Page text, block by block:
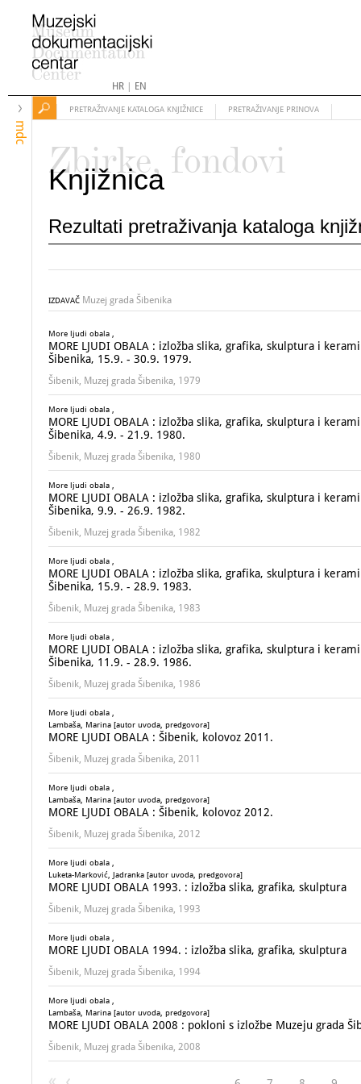
HR| EN
mdc
PRETRAŽIVANJE KATALOGA KNJIŽNICE PRETRAŽIVANJE PRINOVA
Zbirke, fondovi
Knjižnica
Rezultati pretraživanja kataloga
IZDAVAČ Muzej grada Šibenika
More ljudi obala ,
MORE LJUDI OBALA : izložba slika, grafika, skulptura i
Šibenika, 15.9. - 30.9. 1979.
Šibenik, Muzej grada Šibenika, 1979
More ljudi obala ,
MORE LJUDI OBALA : izložba slika, grafika, skulptura i
Šibenika, 4.9. - 21.9. 1980.
Šibenik, Muzej grada Šibenika, 1980
More ljudi obala ,
MORE LJUDI OBALA : izložba slika, grafika, skulptura i
Šibenika, 9.9. - 26.9. 1982.
Šibenik, Muzej grada Šibenika, 1982
More ljudi obala ,
MORE LJUDI OBALA : izložba slika, grafika, skulptura i
Šibenika, 15.9. - 28.9. 1983.
Šibenik, Muzej grada Šibenika, 1983
More ljudi obala ,
MORE LJUDI OBALA : izložba slika, grafika, skulptura i
Šibenika, 11.9. - 28.9. 1986.
Šibenik, Muzej grada Šibenika, 1986
More ljudi obala ,
Lambaša, Marina [autor uvoda, predgovora]
MORE LJUDI OBALA : Šibenik, kolovoz 2011.
Šibenik, Muzej grada Šibenika, 2011
More ljudi obala ,
Lambaša, Marina [autor uvoda, predgovora]
MORE LJUDI OBALA : Šibenik, kolovoz 2012.
Šibenik, Muzej grada Šibenika, 2012
More ljudi obala ,
Luketa-Marković, Jadranka [autor uvoda, predgovora]
MORE LJUDI OBALA 1993. : izložba slika, grafika, skulptura
Šibenik, Muzej grada Šibenika, 1993
More ljudi obala ,
MORE LJUDI OBALA 1994. : izložba slika, grafika, skulptura
Šibenik, Muzej grada Šibenika, 1994
More ljudi obala ,
Lambaša, Marina [autor uvoda, predgovora]
MORE LJUDI OBALA 2008 : pokloni s izložbe Muzeju grada
Šibenik, Muzej grada Šibenika, 2008